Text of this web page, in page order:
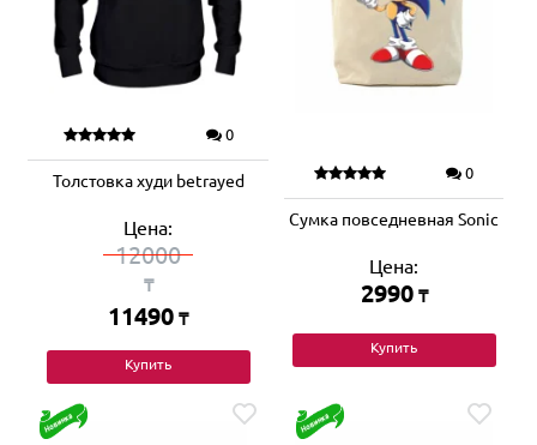
0
Толстовка худи betrayed
Цена:
12000
₸
11490 ₸
Купить
0
Сумка повседневная Sonic
Цена:
2990 ₸
Купить